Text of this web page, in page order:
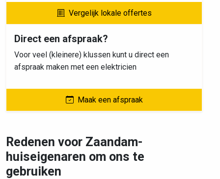
Vergelijk lokale offertes
Direct een afspraak?
Voor veel (kleinere) klussen kunt u direct een
afspraak maken met een elektricien
Maak een afspraak
Redenen voor Zaandam-
huiseigenaren om ons te
gebruiken